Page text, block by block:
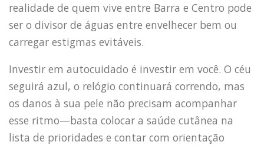
realidade de quem vive entre Barra e Centro pode
ser o divisor de águas entre envelhecer bem ou
carregar estigmas evitáveis.
Investir em autocuidado é investir em você. O céu
seguirá azul, o relógio continuará correndo, mas
os danos à sua pele não precisam acompanhar
esse ritmo—basta colocar a saúde cutânea na
lista de prioridades e contar com orientação